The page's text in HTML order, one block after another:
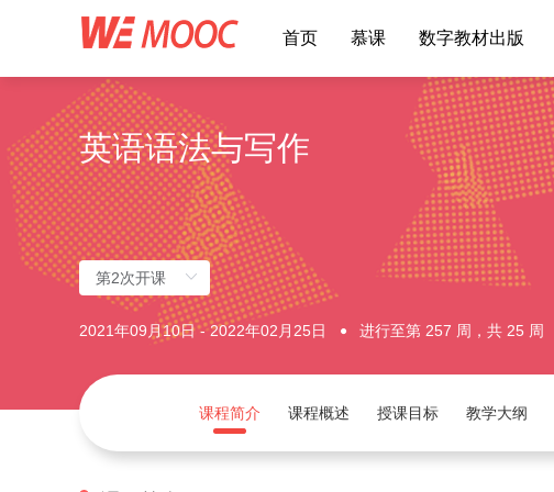
首页 慕课 数字教材出版
英语语法与写作
2021年09月10日 - 2022年02月25日 进行至第 257 周，共 25 周
课程简介 课程概述 授课目标 教学大纲